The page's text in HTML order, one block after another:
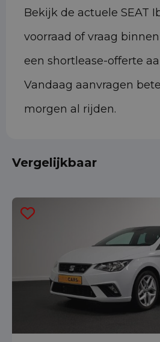
Bekijk de actuele SEAT
voorraad of vraag
een shortlease-offerte
Vandaag aanvragen
morgen al rijden.
Vergelijkbaar